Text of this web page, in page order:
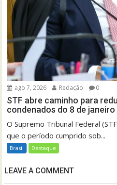
ago 7, 2026 Redação 0
STF abre caminho para
condenados do 8 de janeiro
O Supremo Tribunal Federal
que o período cumprido sob...
Brasil Destaque
LEAVE A COMMENT